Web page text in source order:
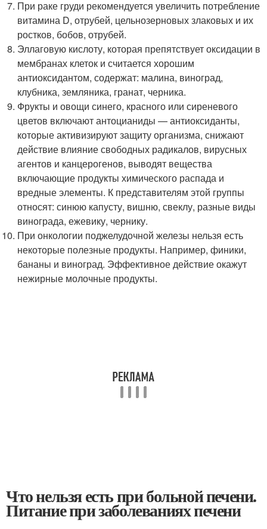
При раке груди рекомендуется увеличить потребление
витамина D, отрубей, цельнозерновых злаковых и их
ростков, бобов, отрубей.
Эллаговую кислоту, которая препятствует оксидации в
мембранах клеток и считается хорошим
антиоксидантом, содержат: малина, виноград,
клубника, земляника, гранат, черника.
Фрукты и овощи синего, красного или сиреневого
цветов включают антоцианиды — антиоксиданты,
которые активизируют защиту организма, снижают
действие влияние свободных радикалов, вирусных
агентов и канцерогенов, выводят вещества
включающие продукты химического распада и
вредные элементы. К представителям этой группы
относят: синюю капусту, вишню, свеклу, разные виды
винограда, ежевику, чернику.
При онкологии поджелудочной железы нельзя есть
некоторые полезные продукты. Например, финики,
бананы и виноград. Эффективное действие окажут
нежирные молочные продукты.
Что нельзя есть при больной печени.
Питание при заболеваниях печени